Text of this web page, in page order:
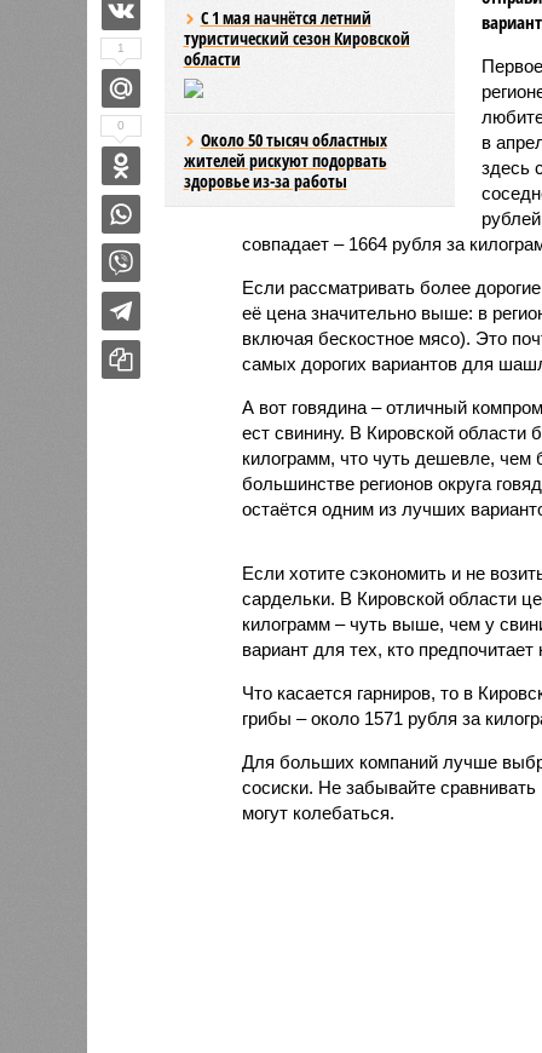
С 1 мая начнётся летний
туристический сезон Кировской
области
Около 50 тысяч областных
жителей рискуют подорвать
здоровье из-за работы
в
здесь
совпадает – 1664 рубля за
Если рассматривать более
её цена значительно выше: в
включая бескостное мясо). Это
самых дорогих вариантов для
А вот говядина – отличный
ест свинину. В Кировской области
килограмм, что чуть дешевле, чем
большинстве регионов округа
остаётся одним из лучших
Если хотите сэкономить и не
сардельки. В Кировской области
килограмм – чуть выше, чем у
вариант для тех, кто предпочитает
Что касается гарниров, то в
грибы – около 1571 рубля за
Для больших компаний лучше
сосиски. Не забывайте
могут колебаться.
1
0